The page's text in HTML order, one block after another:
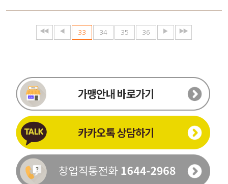
33 34 35 36